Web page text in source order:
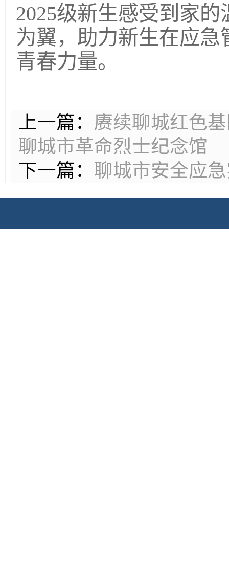
2025级新生感受到家
为翼，助力新生在应
青春力量。
上一篇： 赓续聊城红色
聊城市革命烈士纪念馆
下一篇： 聊城市安全应